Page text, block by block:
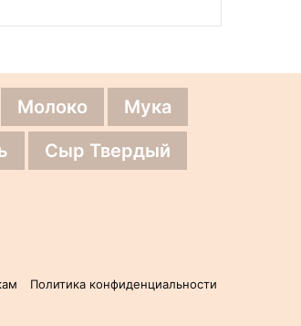
Молоко
Мука
Сыр Твердый
Политика конфиденциальности